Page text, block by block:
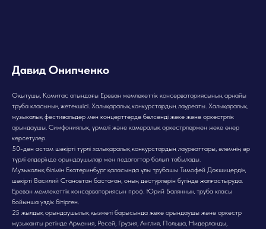
Давид Онипченко
Оқытушы, Комитас атындағы Ереван мемлекеттік консерваториясының арнайы
труба класының жетекшісі. Халықаралық конкурстардың лауреаты. Халықаралық
музыкалық фестивальдер мен концерттерде белсенді жеке және оркестрлік
орындаушы. Симфониялық, үрмелі және камералық оркестрлермен жеке өнер
көрсетулер.
50-ден астам шәкірті түрлі халықаралық конкурстардың лауреаттары, әлемнің әр
түрлі елдерінде орындаушылар мен педагогтар болып табылады.
Музыкалық білімін Екатеринбург қаласында ұлы трубашы Тимофей Докшицердің
шәкірті Василий Становтан бастаған, оның дәстүрлерін бүгінде жалғастыруда.
Ереван мемлекеттік консерваториясын проф. Юрий Балянның труба класы
бойынша үздік бітірген.
25 жылдық орындаушылық қызметі барысында жеке орындаушы және оркестр
музыканты ретінде Армения, Ресей, Грузия, Англия, Польша, Нидерланды,